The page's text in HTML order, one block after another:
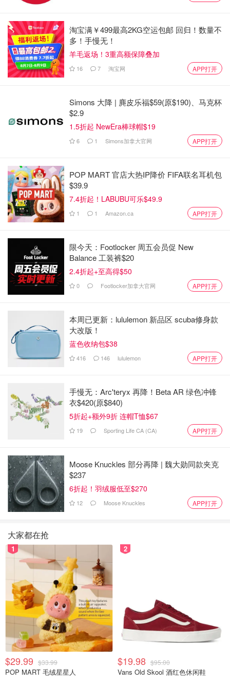
复古跑鞋
复古跑鞋是来自爹妈年代的运动鞋，近几季成为了秀场、杂
志、INSTAGRAM等时尚根据地的心头好。当潮流不再是标
古跑鞋模仿的是上个世纪风格，却充满了年轻人“叛逆”的气
质。
淘宝满￥499最高2KG空运包邮 回归！数量不
多！手慢无！
羊毛返场！3重高额保障叠加
16 7 淘宝网 APP打开
Simons 大降 | 麂皮乐福$59(原$190)、马克杯
$2.9
1.5折起 NewEra棒球帽$19
6 1 Simons加拿大官网 APP打开
POP MART 官店大热IP降价 FIFA联名耳机包
$39.9
7.4折起！LABUBU可乐$49.9
1 1 Amazon.ca APP打开
限今天：Footlocker 周五会员促 New
Balance 工装裤$20
2.4折起+至高得$50
0 Footlocker加拿大官网 APP打开
本周已更新：lululemon 新品区 scuba修身款
大改版！
蓝色收纳包$38
416 146 lululemon APP打开
手慢无：Arc'teryx 再降！Beta AR 绿色冲锋
衣$420(原$840)
5折起+额外9折 连帽T恤$67
19 Sporting Life CA (CA) APP打开
Moose Knuckles 部分再降 | 魏大勋同款夹克
$237
6折起！羽绒服低至$270
12 Moose Knuckles APP打开
大家都在抢
1
$29.99 $33.99
POP MART 毛绒星星人
2
$19.98 $95.00
Vans Old Skool 酒红色休闲鞋